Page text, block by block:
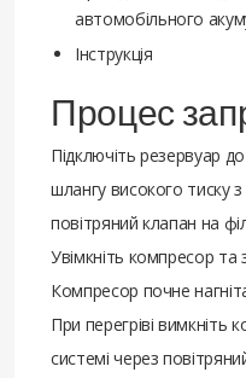
автомобільного
Інструкція
Процес
Підключіть резервуар
шлангу високого тиску
повітряний клапан на
Увімкніть компресор та
Компресор почне
При перегріві вимкніть
системі через